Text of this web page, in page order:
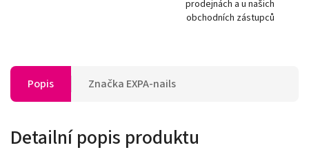
prodejnách a u našich
obchodních zástupců
Popis Značka EXPA-nails
Detailní popis produktu